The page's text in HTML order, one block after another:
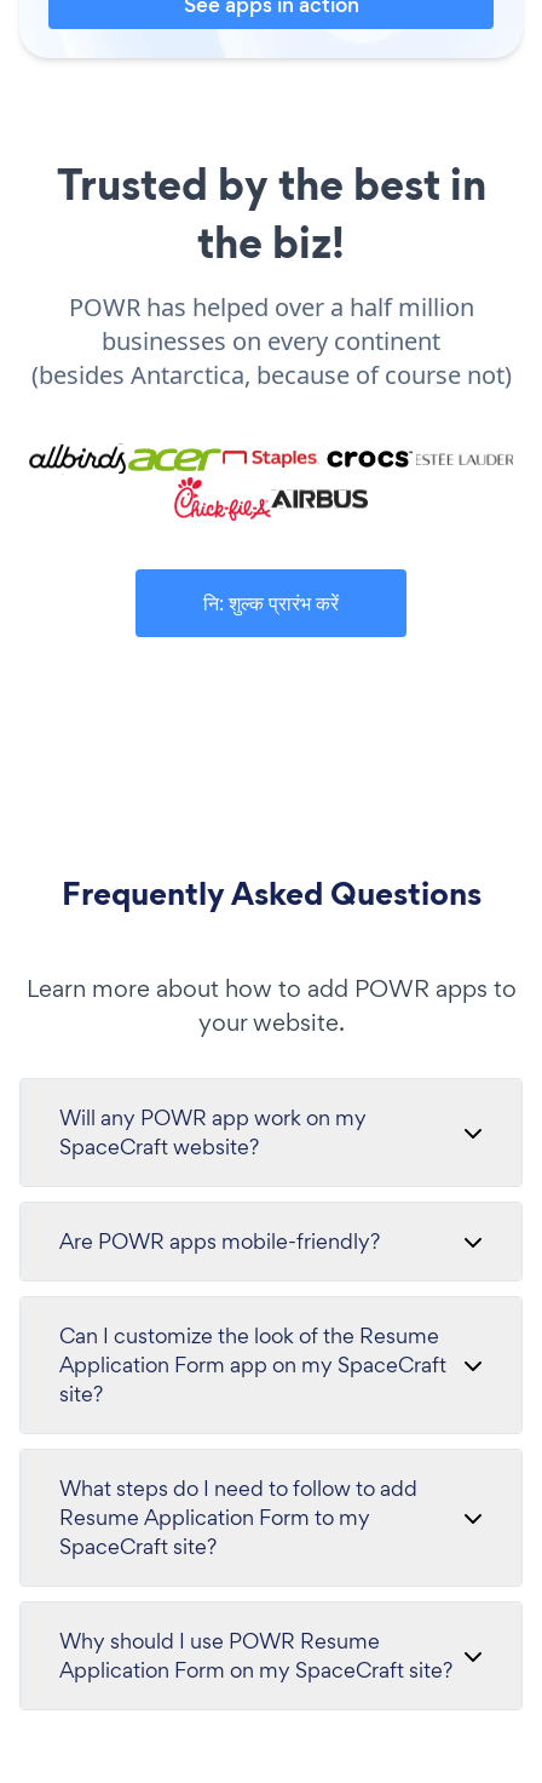
Trusted by the best in
the biz!
POWR has helped over a half million
businesses on every continent
(besides Antarctica, because of course not)
नि: शुल्क प्रारंभ करें
Frequently Asked Questions
Learn more about how to add POWR apps to
your website.
Will any POWR app work on my
SpaceCraft website?
Are POWR apps mobile-friendly?
Can I customize the look of the Resume
Application Form app on my SpaceCraft
site?
What steps do I need to follow to add
Resume Application Form to my
SpaceCraft site?
Why should I use POWR Resume
Application Form on my SpaceCraft site?